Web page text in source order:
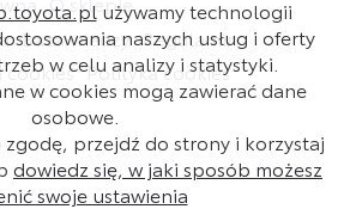
Baza wiedzy Regulamin
cookies Polityka cookies
używamy technologii
naszych usług i oferty
w celu analizy i statystyki.
w cookies mogą zawierać dane
osobowe.
zgodę, przejdź do strony i korzystaj
dowiedz się, w jaki sposób możesz
swoje ustawienia